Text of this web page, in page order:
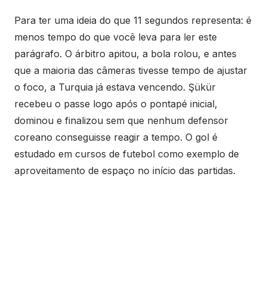
Para ter uma ideia do que 11 segundos representa: é
menos tempo do que você leva para ler este
parágrafo. O árbitro apitou, a bola rolou, e antes
que a maioria das câmeras tivesse tempo de ajustar
o foco, a Turquia já estava vencendo. Şükür
recebeu o passe logo após o pontapé inicial,
dominou e finalizou sem que nenhum defensor
coreano conseguisse reagir a tempo. O gol é
estudado em cursos de futebol como exemplo de
aproveitamento de espaço no início das partidas.